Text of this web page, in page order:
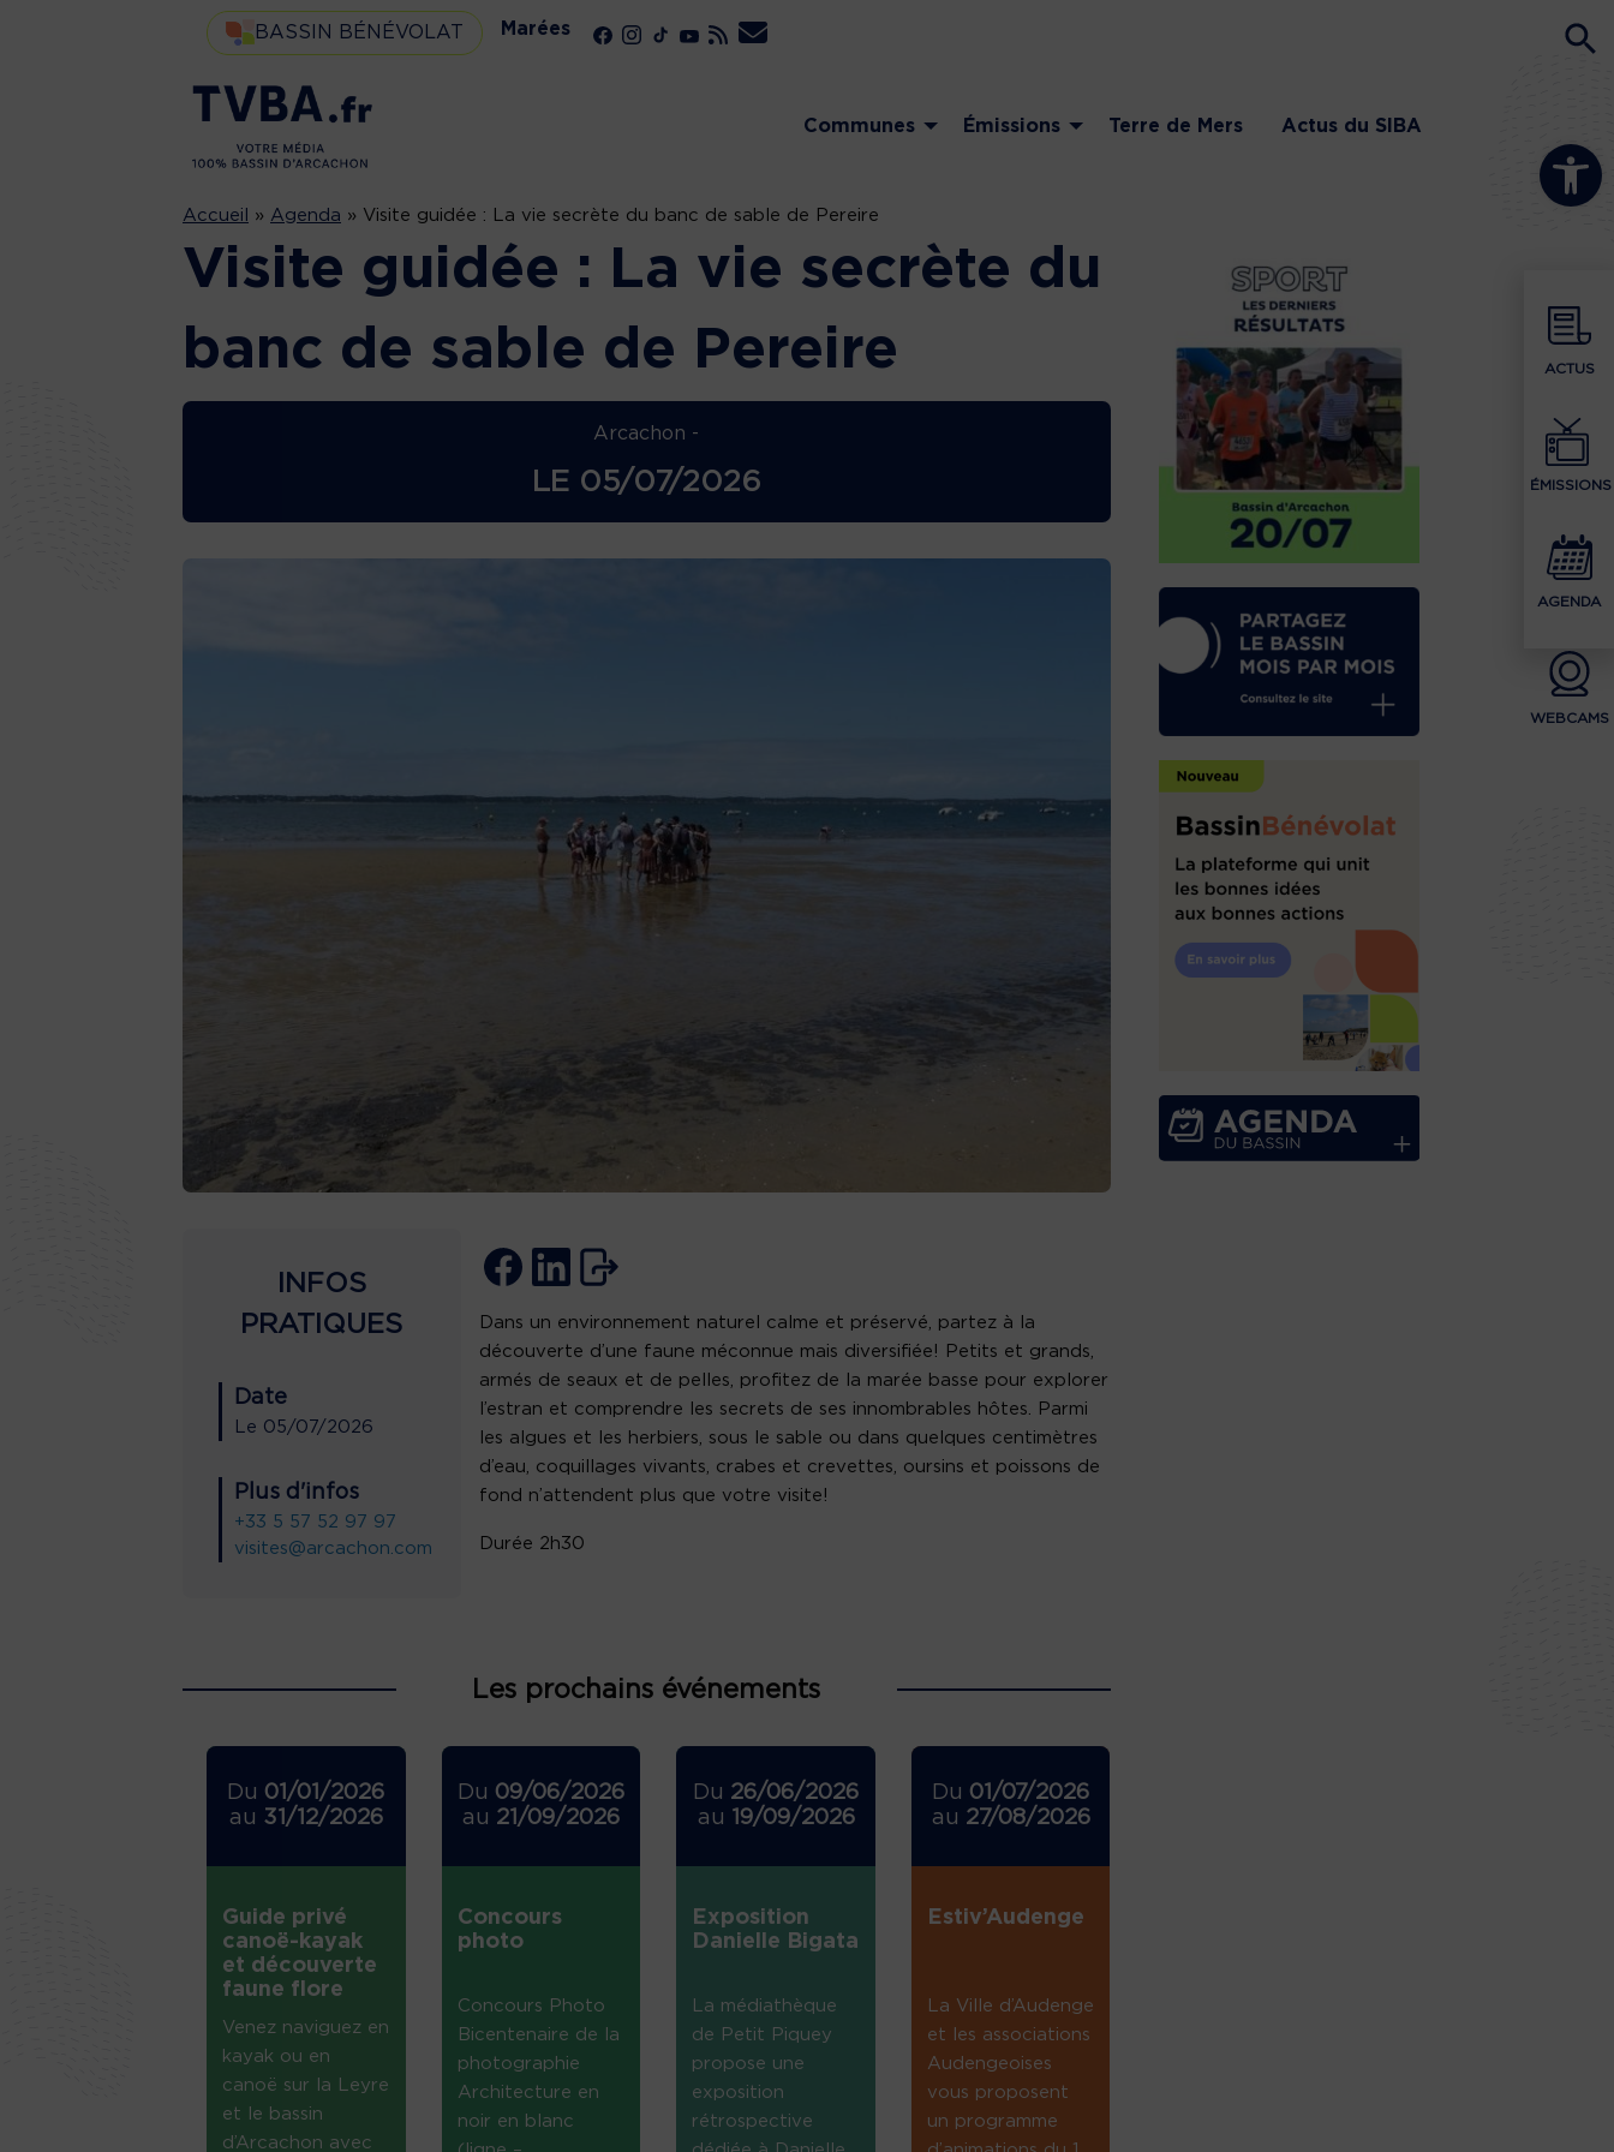
Ouvrir la
ACTUS
ÉMISSIONS
AGENDA
WEBCAMS
BASSIN BÉNÉVOLAT Marées
Communes Émissions Terre de Mers Actus du SIBA
Accueil » Agenda » Visite guidée : La vie secrète du banc de sable de Pereire
Visite guidée : La vie secrète du
banc de sable de Pereire
Arcachon -
LE 05/07/2026
INFOS
PRATIQUES
Date
Le 05/07/2026
Plus d'infos
+33 5 57 52 97 97
visites@arcachon.com
Dans un environnement naturel calme et préservé, partez à la
découverte d’une faune méconnue mais diversifiée! Petits et grands,
armés de seaux et de pelles, profitez de la marée basse pour explorer
l’estran et comprendre les secrets de ses innombrables hôtes. Parmi
les algues et les herbiers, sous le sable ou dans quelques centimètres
d’eau, coquillages vivants, crabes et crevettes, oursins et poissons de
fond n’attendent plus que votre visite!
Durée 2h30
Les prochains événements
Du 01/01/2026
au 31/12/2026
Guide privé
canoë-kayak
et découverte
faune flore
Venez naviguez en
kayak ou en
canoë sur la Leyre
et le bassin
d’Arcachon avec
Du 09/06/2026
au 21/09/2026
Concours
photo
Concours Photo
Bicentenaire de la
photographie
Architecture en
noir en blanc
Du 26/06/2026
au 19/09/2026
Exposition
Danielle Bigata
La médiathèque
de Petit Piquey
propose une
exposition
rétrospective
Du 01/07/2026
au 27/08/2026
Estiv’Audenge
La Ville d’Audenge
et les associations
Audengeoises
vous proposent
un programme